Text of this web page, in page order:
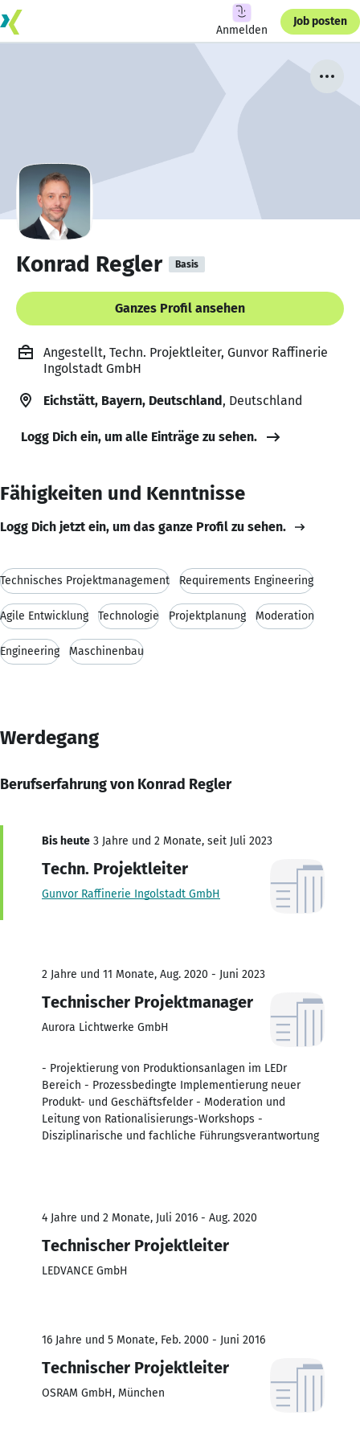
Anmelden
Job posten
Konrad Regler Basis
Ganzes Profil ansehen
Angestellt, Techn. Projektleiter, Gunvor Raffinerie
Ingolstadt GmbH
Eichstätt, Bayern, Deutschland, Deutschland
Logg Dich ein, um alle Einträge zu sehen.
Fähigkeiten und Kenntnisse
Logg Dich jetzt ein, um das ganze Profil zu sehen.
Technisches Projektmanagement Requirements Engineering
Agile Entwicklung Technologie Projektplanung Moderation
Engineering Maschinenbau
Werdegang
Berufserfahrung von Konrad Regler
Bis heute 3 Jahre und 2 Monate, seit Juli 2023
Techn. Projektleiter
Gunvor Raffinerie Ingolstadt GmbH
2 Jahre und 11 Monate, Aug. 2020 - Juni 2023
Technischer Projektmanager
Aurora Lichtwerke GmbH
- Projektierung von Produktionsanlagen im LEDr
Bereich - Prozessbedingte Implementierung neuer
Produkt- und Geschäftsfelder - Moderation und
Leitung von Rationalisierungs-Workshops -
Disziplinarische und fachliche Führungsverantwortung
4 Jahre und 2 Monate, Juli 2016 - Aug. 2020
Technischer Projektleiter
LEDVANCE GmbH
16 Jahre und 5 Monate, Feb. 2000 - Juni 2016
Technischer Projektleiter
OSRAM GmbH, München